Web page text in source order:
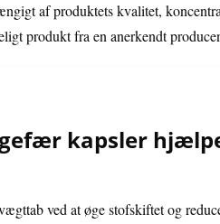
af produktets kvalitet,
produkt fra en anerkendt
kapsler
ved at øge stofskiftet og